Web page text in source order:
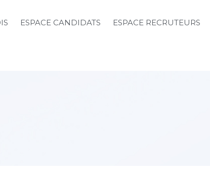
ESPACE CANDIDATS ESPACE RECRUTEURS